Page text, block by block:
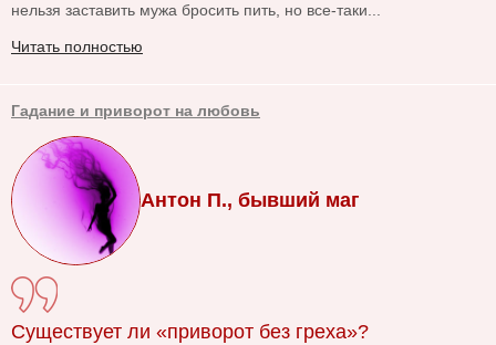
нельзя заставить мужа бросить пить, но все-таки...
Читать полностью
Гадание и приворот на любовь
Антон П., бывший маг
Существует ли «приворот без греха»?